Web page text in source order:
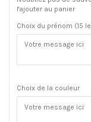
l'ajouter au panier
Choix du prénom (15
Choix de la couleur